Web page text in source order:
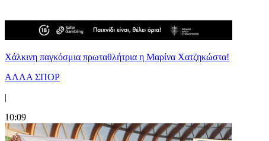
Χάλκινη παγκόσμια πρωταθλήτρια η Μαρίνα Χατζηκώστα!
ΑΛΛΑ ΣΠΟΡ
|
10:09